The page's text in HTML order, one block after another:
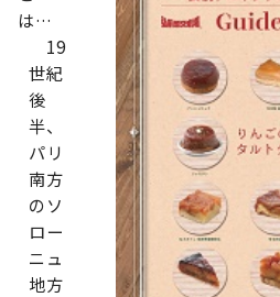
は…
19
世紀
後
半、
パリ
南方
のソ
ロー
ニュ
地方